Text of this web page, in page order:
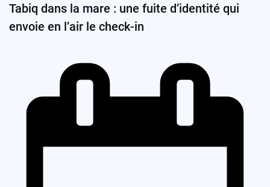
Tabiq dans la mare : une fuite d’identité qui
envoie en l’air le check-in